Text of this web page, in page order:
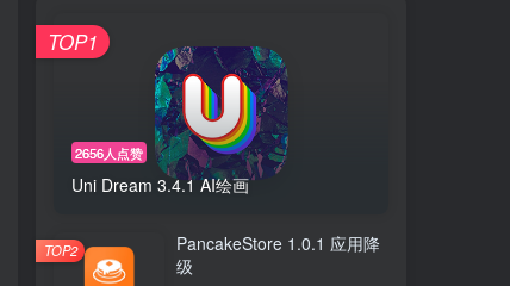
2656人点赞
Uni Dream 3.4.1 AI绘画
TOP1
PancakeStore 1.0.1 应用降
级
TOP2